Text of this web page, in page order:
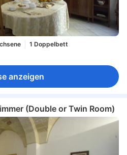
1 Doppelbett
anzeigen
(Double or Twin Room)